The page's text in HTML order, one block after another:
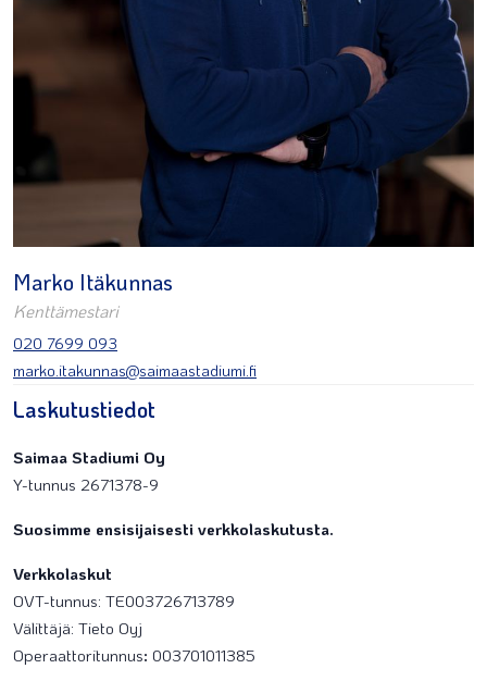
Marko Itäkunnas
Kenttämestari
020 7699 093
marko.itakunnas@saimaastadiumi.fi
Laskutustiedot
Saimaa Stadiumi Oy
Y-tunnus 2671378-9
Suosimme ensisijaisesti verkkolaskutusta.
Verkkolaskut
OVT-tunnus: TE003726713789
Välittäjä: Tieto Oyj
Operaattoritunnus: 003701011385